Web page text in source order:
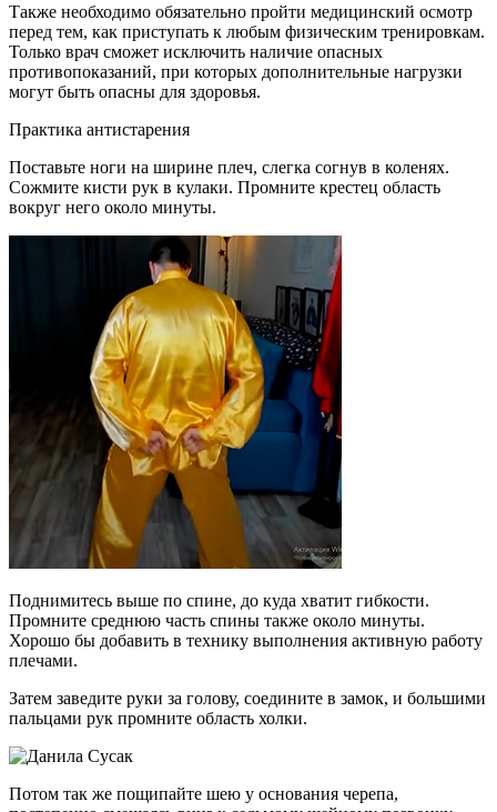
Также необходимо обязательно пройти медицинский осмотр
перед тем, как приступать к любым физическим тренировкам.
Только врач сможет исключить наличие опасных
противопоказаний, при которых дополнительные нагрузки
могут быть опасны для здоровья.
Практика антистарения
Поставьте ноги на ширине плеч, слегка согнув в коленях.
Сожмите кисти рук в кулаки. Промните крестец область
вокруг него около минуты.
Поднимитесь выше по спине, до куда хватит гибкости.
Промните среднюю часть спины также около минуты.
Хорошо бы добавить в технику выполнения активную работу
плечами.
Затем заведите руки за голову, соедините в замок, и большими
пальцами рук промните область холки.
Потом так же пощипайте шею у основания черепа,